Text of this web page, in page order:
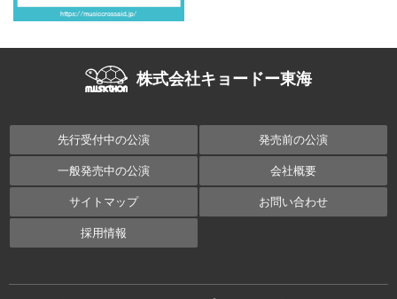
株式会社キョードー東海
先行受付中の公演 発売前の公演
一般発売中の公演 会社概要
サイトマップ お問い合わせ
採用情報